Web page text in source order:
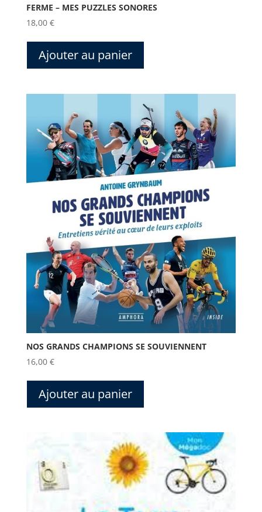
FERME – MES PUZZLES SONORES
18,00 €
Ajouter au panier
NOS GRANDS CHAMPIONS SE SOUVIENNENT
16,00 €
Ajouter au panier